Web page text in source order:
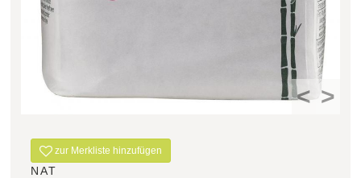
< >
zur Merkliste hinzufügen
NAT